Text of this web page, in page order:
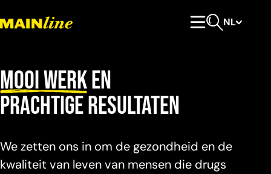
NL
Mooi werken
prachtige resultaten
We zetten ons in om de gezondheid en de
kwaliteit van leven van mensen die drugs